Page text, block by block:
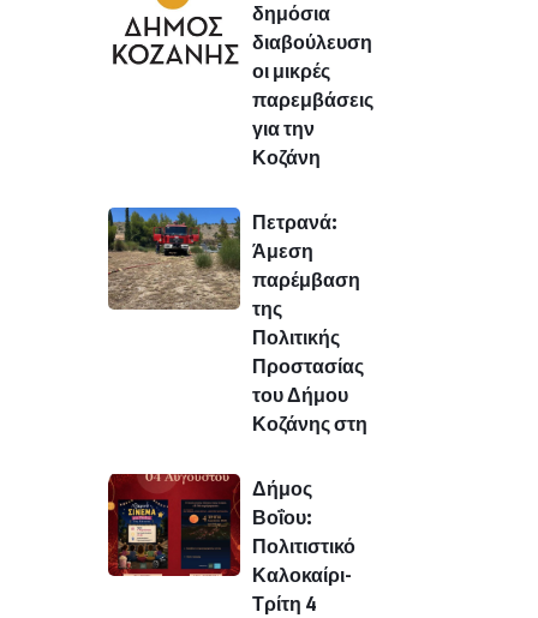
δημόσια
διαβούλευση
οι μικρές
παρεμβάσεις
για την
Κοζάνη
Πετρανά:
Άμεση
παρέμβαση
της
Πολιτικής
Προστασίας
του Δήμου
Κοζάνης στη
Δήμος
Βοΐου:
Πολιτιστικό
Καλοκαίρι-
Τρίτη 4